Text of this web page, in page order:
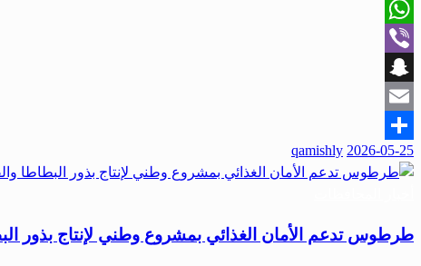
X
WhatsApp
Viber
Snapchat
Email
Share
2026-05-25
qamishly
طرطوس تدعم الأمان الغذائي بمشروع وطني لإنتاج بذور